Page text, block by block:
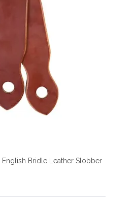
Bridle Leather Slobber